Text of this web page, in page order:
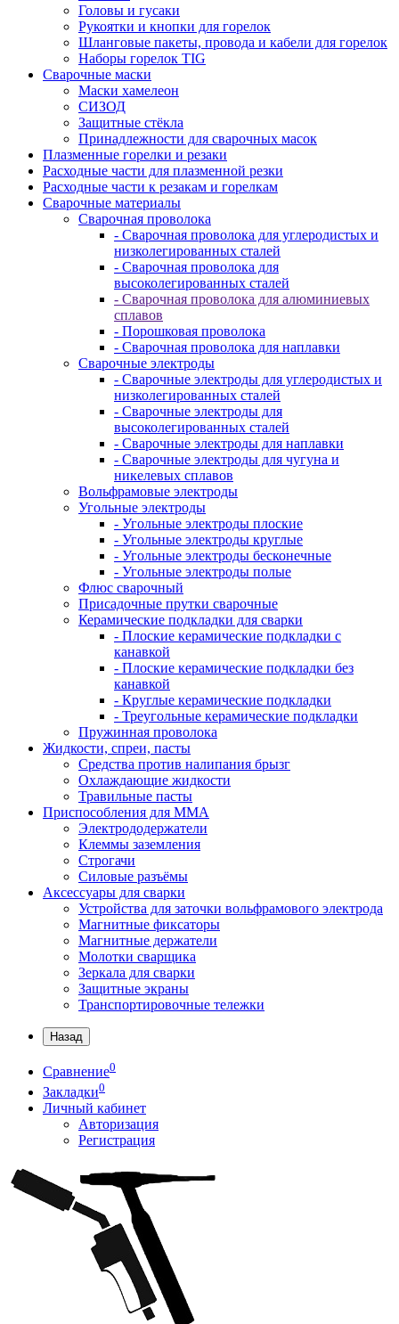
Головы и гусаки
Рукоятки и кнопки для горелок
Шланговые пакеты, провода и кабели для горелок
Наборы горелок TIG
Сварочные маски
Маски хамелеон
СИЗОД
Защитные стёкла
Принадлежности для сварочных масок
Плазменные горелки и резаки
Расходные части для плазменной резки
Расходные части к резакам и горелкам
Сварочные материалы
Сварочная проволока
- Сварочная проволока для углеродистых и
низколегированных сталей
- Сварочная проволока для
высоколегированных сталей
- Сварочная проволока для алюминиевых
сплавов
- Порошковая проволока
- Сварочная проволока для наплавки
Сварочные электроды
- Сварочные электроды для углеродистых и
низколегированных сталей
- Сварочные электроды для
высоколегированных сталей
- Сварочные электроды для наплавки
- Сварочные электроды для чугуна и
никелевых сплавов
Вольфрамовые электроды
Угольные электроды
- Угольные электроды плоские
- Угольные электроды круглые
- Угольные электроды бесконечные
- Угольные электроды полые
Флюс сварочный
Присадочные прутки сварочные
Керамические подкладки для сварки
- Плоские керамические подкладки с
канавкой
- Плоские керамические подкладки без
канавкой
- Круглые керамические подкладки
- Треугольные керамические подкладки
Пружинная проволока
Жидкости, спреи, пасты
Средства против налипания брызг
Охлаждающие жидкости
Травильные пасты
Приспособления для ММА
Электрододержатели
Клеммы заземления
Строгачи
Силовые разъёмы
Аксессуары для сварки
Устройства для заточки вольфрамового электрода
Магнитные фиксаторы
Магнитные держатели
Молотки сварщика
Зеркала для сварки
Защитные экраны
Транспортировочные тележки
Назад
Сравнение0
Закладки0
Личный кабинет
Авторизация
Регистрация